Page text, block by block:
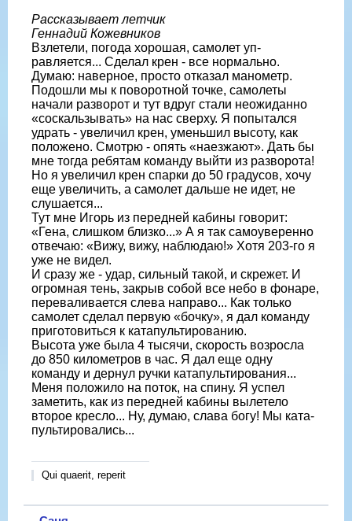
Рассказывает летчик
Геннадий Кожевников
Взлетели, погода хорошая, самолет уп­
равляется... Сделал крен - все нормаль­но.
Думаю: наверное, просто отказал манометр.
Подошли мы к поворотной точке, самолеты
начали разворот и тут вдруг стали неожиданно
«соскальзывать» на нас сверху. Я попытался
удрать - увели­чил крен, уменьшил высоту, как
поло­жено. Смотрю - опять «наезжают». Дать бы
мне тогда ребятам команду выйти из разворота!
Но я увеличил крен спарки до 50 градусов, хочу
еще увеличить, а са­молет дальше не идет, не
слушается...
Тут мне Игорь из передней кабины говорит:
«Гена, слишком близко...» А я так самоуверенно
отвечаю: «Вижу, вижу, наблюдаю!» Хотя 203-го я
уже не видел.
И сразу же - удар, сильный такой, и скрежет. И
огромная тень, закрыв собой все небо в фонаре,
переваливается слева направо... Как только
самолет сделал первую «бочку», я дал команду
пригото­виться к катапультированию.
Высота уже была 4 тысячи, скорость возросла
до 850 километров в час. Я дал еще одну
команду и дернул ручки ката­пультирования...
Меня положило на по­ток, на спину. Я успел
заметить, как из передней кабины вылетело
второе крес­ло... Ну, думаю, слава богу! Мы ката­
пультировались...
Qui quaerit, reperit